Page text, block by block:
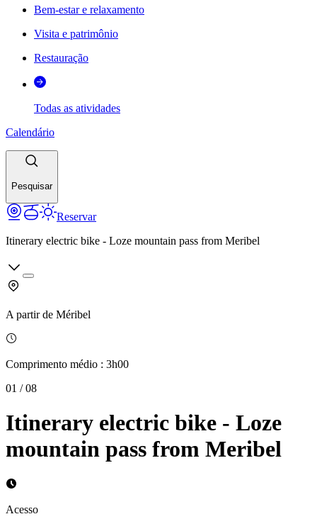
Bem-estar e relaxamento
Visita e patrimônio
Restauração
Todas as atividades
Calendário
Pesquisar
Reservar
Itinerary electric bike - Loze mountain pass from Meribel
A partir de Méribel
Comprimento médio : 3h00
01 /08
Itinerary electric bike - Loze
mountain pass from Meribel
Acesso